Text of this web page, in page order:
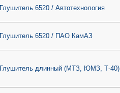
Глушитель 6520 / Автотехнология
Глушитель 6520 / ПАО КамАЗ
Глушитель длинный (МТЗ, ЮМЗ, Т-40)